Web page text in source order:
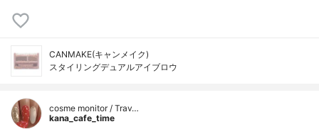
CANMAKE(キャンメイク)
スタイリングデュアルアイブロウ
cosme monitor / Trav…
kana_cafe_time